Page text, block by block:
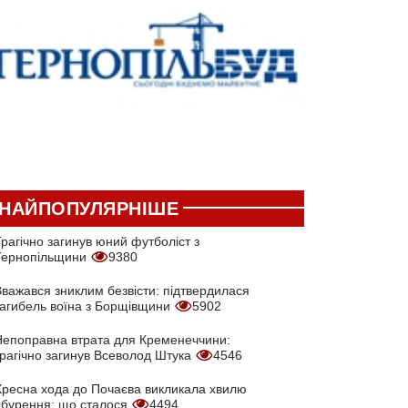
загинув юний футболіст з
9380
зниклим безвісти: підтвердилася
воїна з Борщівщини
5902
втрата для Кременеччини:
загинув Всеволод Штука
4546
хода до Почаєва викликала хвилю
що сталося
4494